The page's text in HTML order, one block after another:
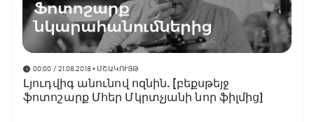
00:00 / 21.08.2018• ՄՇԱԿՈՒՅԹ
Լյուդվիգ անունով ոզնին. [բեքսթեյջ
ֆոտոշարք Մհեր Մկրտչյանի նոր ֆիլմից]